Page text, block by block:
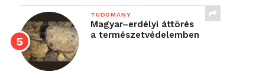
TUDOMÁNY
Magyar–erdélyi áttörés
a természetvédelemben